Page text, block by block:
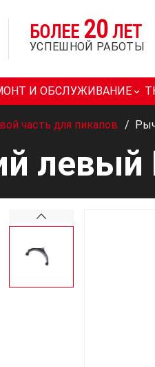
БОЛЕЕ 20 ЛЕТ
УСПЕШНОЙ РАБОТЫ
И ОБСЛУЖИВАНИЕ
часть для пикапов /
левый